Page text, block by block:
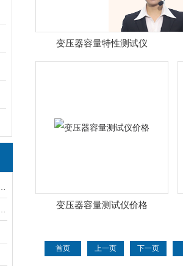
变压器容量特性测试仪
变压器容量测试仪价格
首页 上一页 下一页